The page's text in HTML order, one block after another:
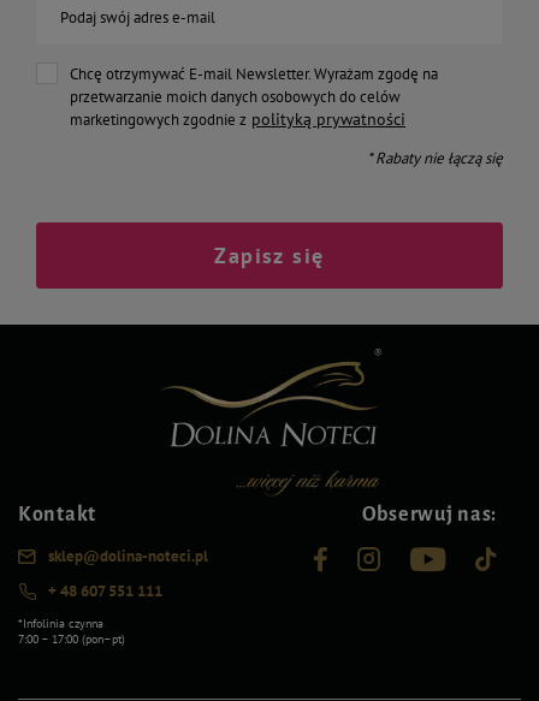
Podaj swój adres e-mail
Chcę otrzymywać E-mail Newsletter. Wyrażam zgodę na
przetwarzanie moich danych osobowych do celów
marketingowych zgodnie z polityką prywatności
* Rabaty nie łączą się
Zapisz się
Kontakt
sklep@dolina-noteci.pl
+ 48 607 551 111
*Infolinia czynna
7:00 – 17:00 (pon–pt)
Obserwuj nas: